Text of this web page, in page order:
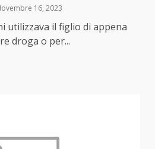
16, 2023
utilizzava il figlio di appena
droga o per...